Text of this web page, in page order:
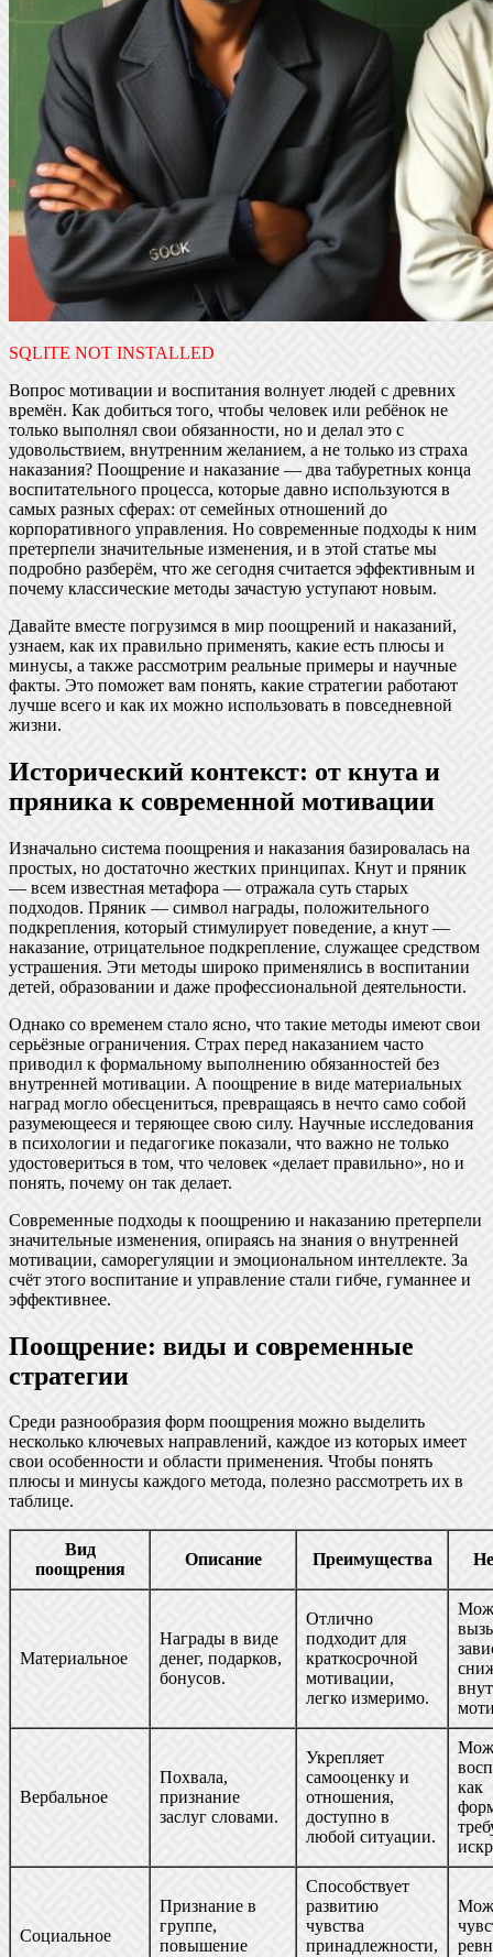
SQLITE NOT INSTALLED
Вопрос мотивации и воспитания волнует людей с древних
времён. Как добиться того, чтобы человек или ребёнок не
только выполнял свои обязанности, но и делал это с
удовольствием, внутренним желанием, а не только из страха
наказания? Поощрение и наказание — два табуретных конца
воспитательного процесса, которые давно используются в
самых разных сферах: от семейных отношений до
корпоративного управления. Но современные подходы к ним
претерпели значительные изменения, и в этой статье мы
подробно разберём, что же сегодня считается эффективным и
почему классические методы зачастую уступают новым.
Давайте вместе погрузимся в мир поощрений и наказаний,
узнаем, как их правильно применять, какие есть плюсы и
минусы, а также рассмотрим реальные примеры и научные
факты. Это поможет вам понять, какие стратегии работают
лучше всего и как их можно использовать в повседневной
жизни.
Исторический контекст: от кнута и
пряника к современной мотивации
Изначально система поощрения и наказания базировалась на
простых, но достаточно жестких принципах. Кнут и пряник
— всем известная метафора — отражала суть старых
подходов. Пряник — символ награды, положительного
подкрепления, который стимулирует поведение, а кнут —
наказание, отрицательное подкрепление, служащее средством
устрашения. Эти методы широко применялись в воспитании
детей, образовании и даже профессиональной деятельности.
Однако со временем стало ясно, что такие методы имеют свои
серьёзные ограничения. Страх перед наказанием часто
приводил к формальному выполнению обязанностей без
внутренней мотивации. А поощрение в виде материальных
наград могло обесцениться, превращаясь в нечто само собой
разумеющееся и теряющее свою силу. Научные исследования
в психологии и педагогике показали, что важно не только
удостовериться в том, что человек «делает правильно», но и
понять, почему он так делает.
Современные подходы к поощрению и наказанию претерпели
значительные изменения, опираясь на знания о внутренней
мотивации, саморегуляции и эмоциональном интеллекте. За
счёт этого воспитание и управление стали гибче, гуманнее и
эффективнее.
Поощрение: виды и современные
стратегии
Среди разнообразия форм поощрения можно выделить
несколько ключевых направлений, каждое из которых имеет
свои особенности и области применения. Чтобы понять
плюсы и минусы каждого метода, полезно рассмотреть их в
таблице.
Вид
поощрения
Описание Преимущества
Материальное
Награды в виде
денег, подарков,
бонусов.
Отлично
подходит для
краткосрочной
мотивации,
легко измеримо.
Вербальное
Похвала,
признание
заслуг словами.
Укрепляет
самооценку и
отношения,
доступно в
любой ситуации.
как
Социальное
Признание в
группе,
повышение
Способствует
развитию
чувства
принадлежности,